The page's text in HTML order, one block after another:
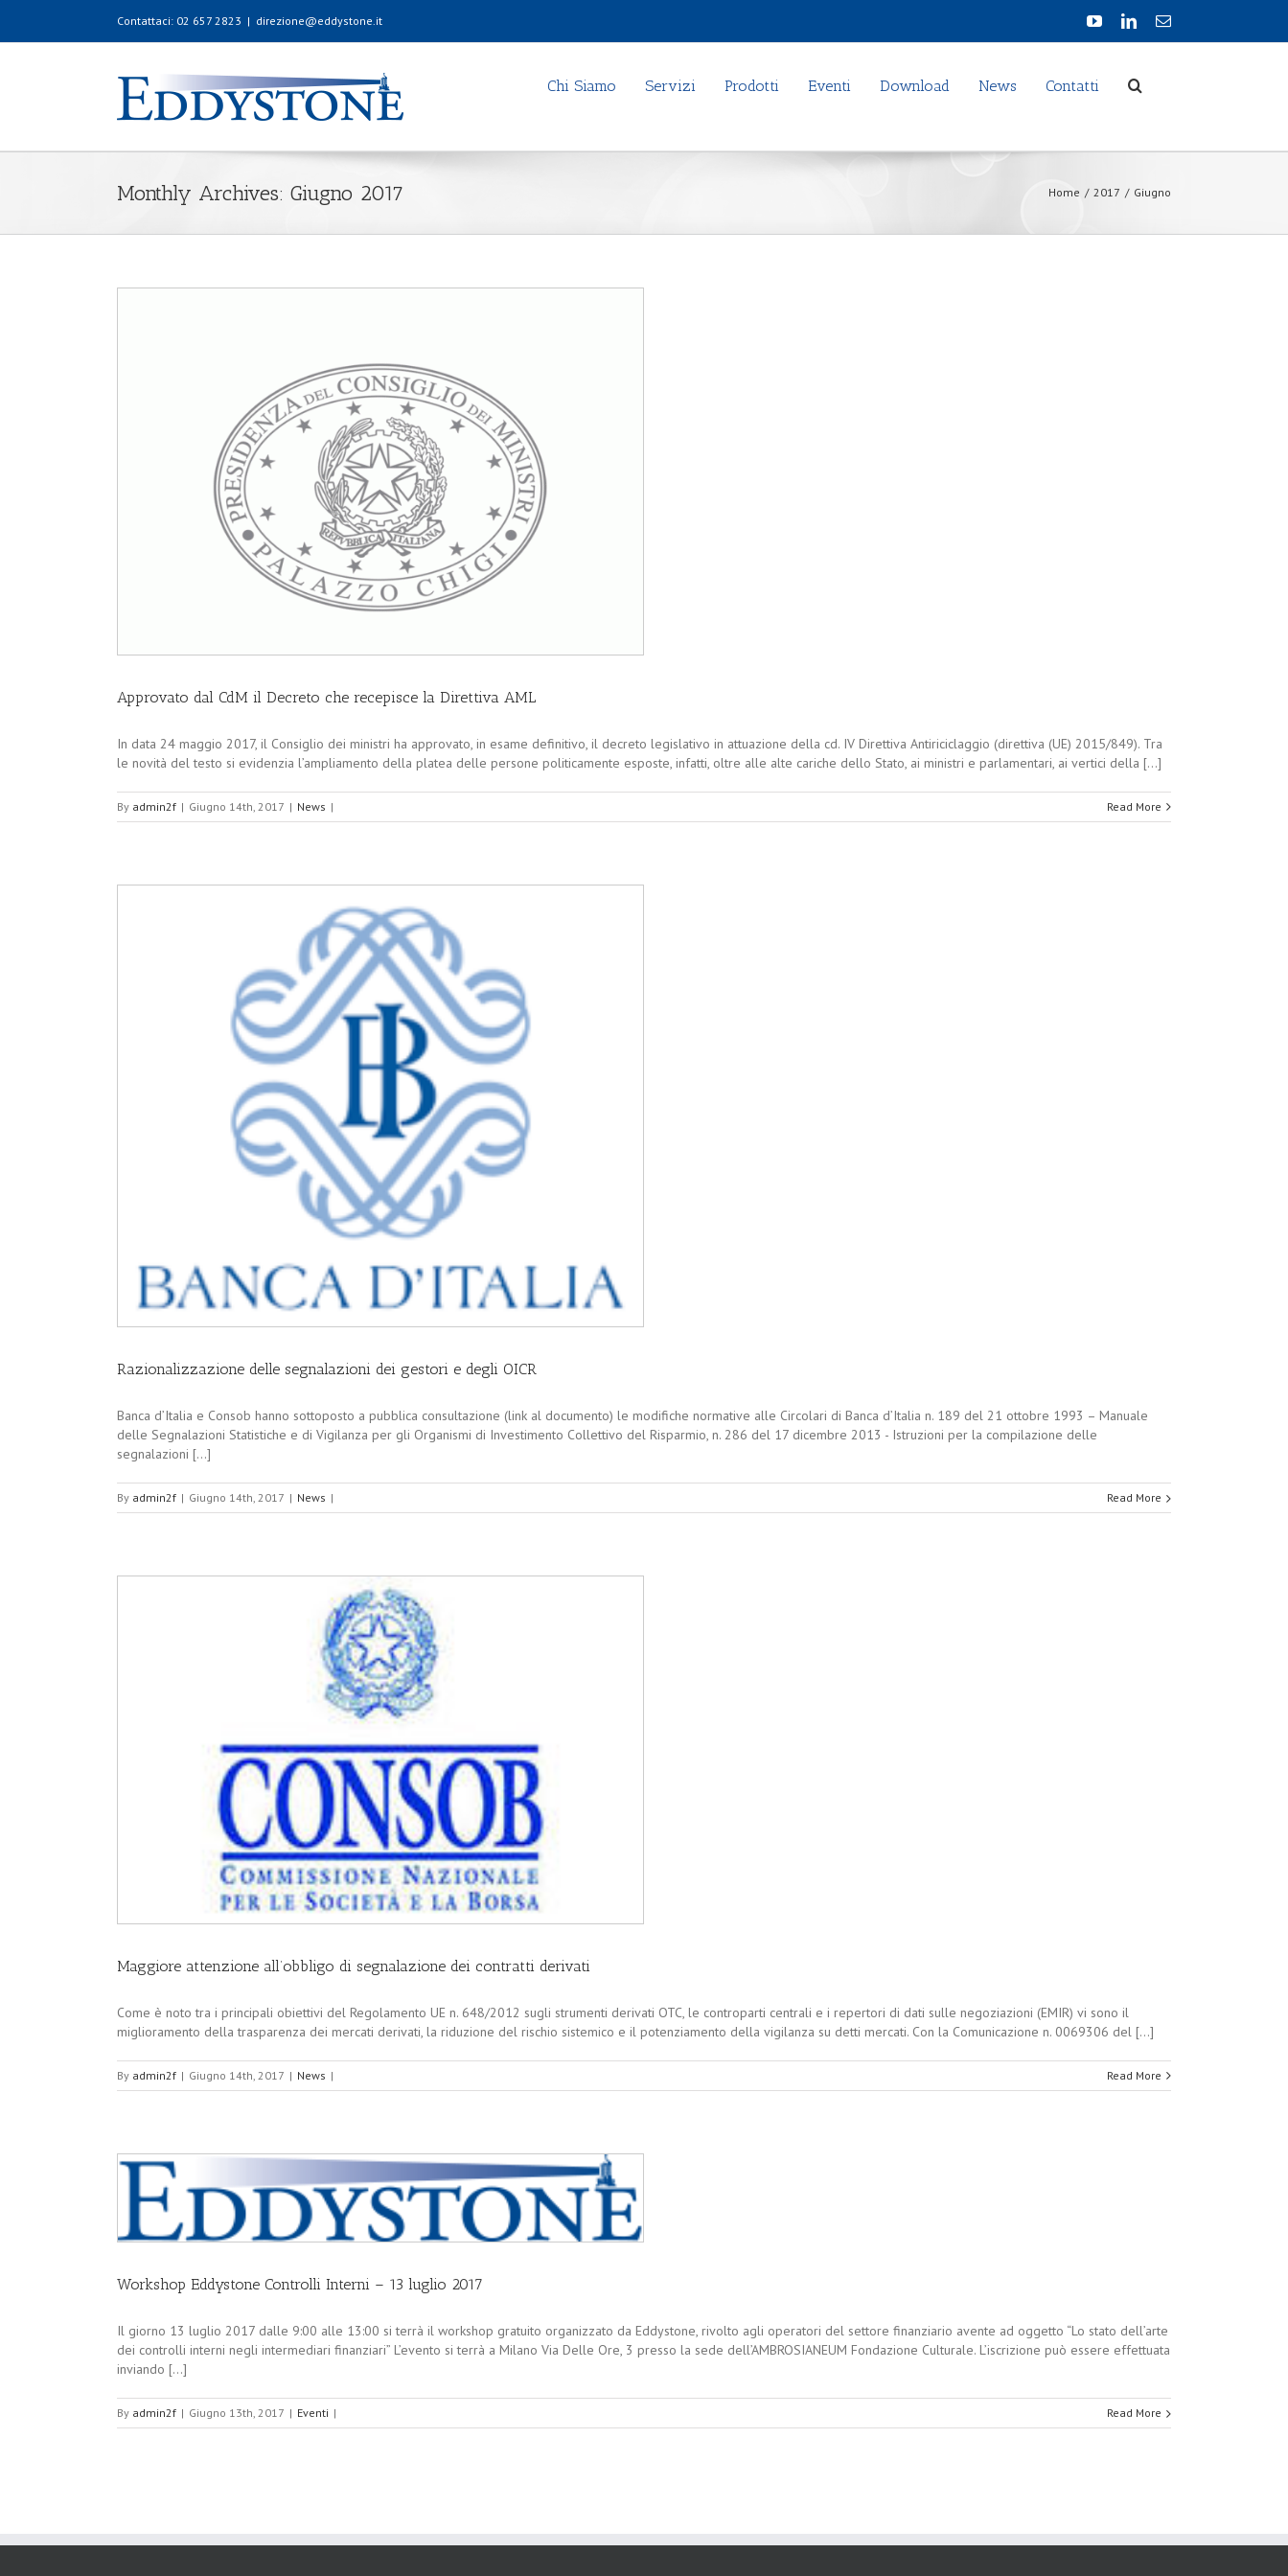
Contattaci: 02 657 2823 | direzione@eddystone.it
Chi Siamo Servizi Prodotti Eventi Download News Contatti
Monthly Archives: Giugno 2017 Home / 2017 / Giugno
Approvato dal CdM il Decreto che recepisce la Direttiva AML
In data 24 maggio 2017, il Consiglio dei ministri ha approvato, in esame definitivo, il decreto legislativo in attuazione della cd. IV Direttiva Antiriciclaggio (direttiva (UE) 2015/849). Tra
le novità del testo si evidenzia l’ampliamento della platea delle persone politicamente esposte, infatti, oltre alle alte cariche dello Stato, ai ministri e parlamentari, ai vertici della [...]
By admin2f | Giugno 14th, 2017 | News | Read More
Razionalizzazione delle segnalazioni dei gestori e degli OICR
Banca d’Italia e Consob hanno sottoposto a pubblica consultazione (link al documento) le modifiche normative alle Circolari di Banca d’Italia n. 189 del 21 ottobre 1993 – Manuale
delle Segnalazioni Statistiche e di Vigilanza per gli Organismi di Investimento Collettivo del Risparmio, n. 286 del 17 dicembre 2013 - Istruzioni per la compilazione delle
segnalazioni [...]
By admin2f | Giugno 14th, 2017 | News | Read More
Maggiore attenzione all’obbligo di segnalazione dei contratti derivati
Come è noto tra i principali obiettivi del Regolamento UE n. 648/2012 sugli strumenti derivati OTC, le controparti centrali e i repertori di dati sulle negoziazioni (EMIR) vi sono il
miglioramento della trasparenza dei mercati derivati, la riduzione del rischio sistemico e il potenziamento della vigilanza su detti mercati. Con la Comunicazione n. 0069306 del [...]
By admin2f | Giugno 14th, 2017 | News | Read More
Workshop Eddystone Controlli Interni – 13 luglio 2017
Il giorno 13 luglio 2017 dalle 9:00 alle 13:00 si terrà il workshop gratuito organizzato da Eddystone, rivolto agli operatori del settore finanziario avente ad oggetto “Lo stato dell’arte
dei controlli interni negli intermediari finanziari” L’evento si terrà a Milano Via Delle Ore, 3 presso la sede dell’AMBROSIANEUM Fondazione Culturale. L’iscrizione può essere effettuata
inviando [...]
By admin2f | Giugno 13th, 2017 | Eventi | Read More